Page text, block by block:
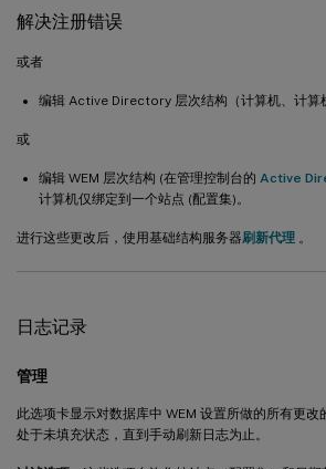
解决注册错误
或者
编辑 Active Directory 层次结构（计算机、计算
或
编辑 WEM 层次结构 (在管理控制台的 Active
计算机仅绑定到一个站点 (配置集)。
进行这些更改后，使用基础结构服务器刷新代理 。
日志记录
管理
此选项卡显示对数据库中 WEM 设置所做的所有更
处于未填充状态，直到手动刷新日志为止。